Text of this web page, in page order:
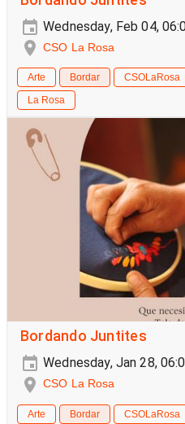
Wednesday, Feb 04,
CSO La Rosa
Arte Bordar CSOLaRosa
La Rosa
Bordando Juntites
Wednesday, Jan 28,
CSO La Rosa
Arte Bordar CSOLaRosa